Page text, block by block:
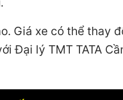
Giá xe có thể thay
Đại lý TMT TATA